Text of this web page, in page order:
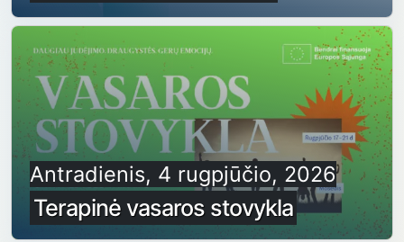
Antradienis, 4 rugpjūčio, 2026
Terapinė vasaros stovykla